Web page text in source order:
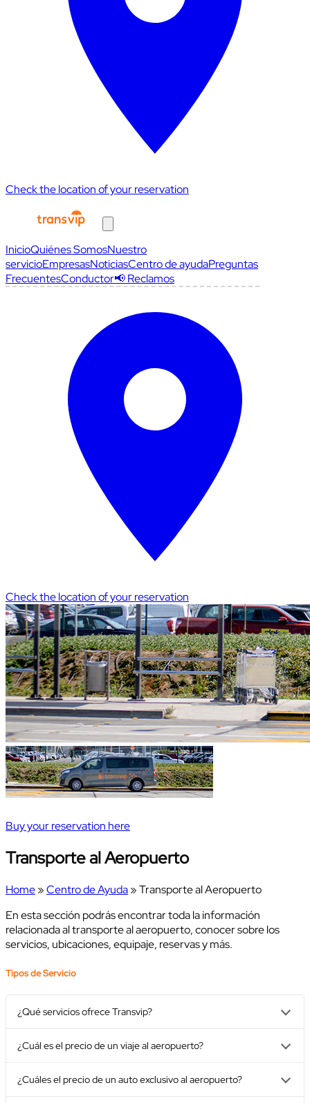
Check the location of your reservation
InicioQuiénes SomosNuestro
servicioEmpresasNoticiasCentro de ayudaPreguntas
FrecuentesConductor📢 Reclamos
Check the location of your reservation
Buy your reservation here
Transporte al Aeropuerto
Home»Centro de Ayuda» Transporte al Aeropuerto
En esta sección podrás encontrar toda la información
relacionada al transporte al aeropuerto, conocer sobre los
servicios, ubicaciones, equipaje, reservas y más.
Tipos de Servicio
¿Qué servicios ofrece Transvip?
¿Cuál es el precio de un viaje al aeropuerto?
¿Cuáles el precio de un auto exclusivo al aeropuerto?